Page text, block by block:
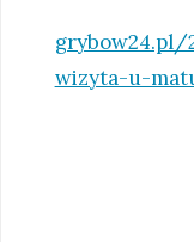
wizyta-u-